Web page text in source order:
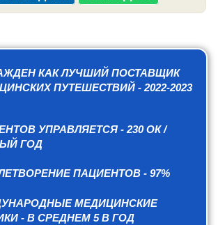
КАК ЛУЧШИЙ ПОСТАВЩИК
ПУТЕШЕСТВИЙ - 2022-2023
УПРАВЛЯЕТСЯ - 230 ОК /
ГОД
ПАЦИЕНТОВ - 97%
МЕДИЦИНСКИЕ
- В СРЕДНЕМ 5 В ГОД